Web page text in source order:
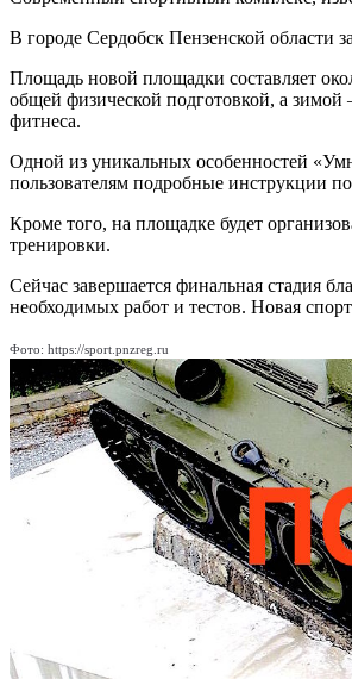
В городе Сердобск Пензенской области
Площадь новой площадки составляет
общей физической подготовкой, а
фитнеса.
Одной из уникальных особенностей
пользователям подробные инструкции
Кроме того, на площадке будет
тренировки.
Сейчас завершается финальная стадия
необходимых работ и тестов. Новая
Фото: https://sport.pnzreg.ru